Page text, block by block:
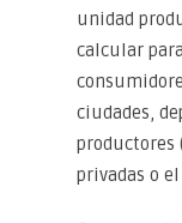
unidad
calcular
ciudades,
productores
privadas o